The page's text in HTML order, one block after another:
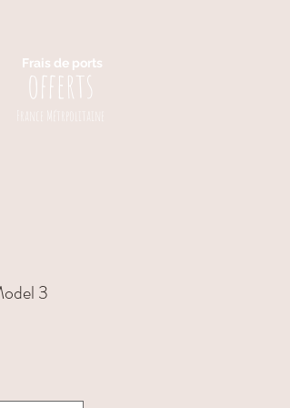
Frais de ports
offerts
France Métrpolitaine
3